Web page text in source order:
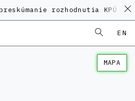
rozhodnutia KPÚ
EN
MAPA